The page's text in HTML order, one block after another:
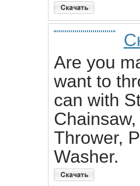
Are you
want to
can with
Thrower,
Washer.